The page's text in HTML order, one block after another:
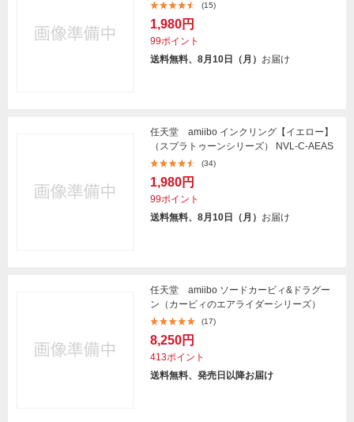
(15)
1,980円
99ポイント
送料無料、8月10日（月） お届け
任天堂 amiibo インクリング【イエロー】
（スプラトゥーンシリーズ） NVL-C-AEAS
(34)
1,980円
99ポイント
送料無料、8月10日（月） お届け
任天堂 amiibo ソードカービィ&ドラグー
ン（カービィのエアライダーシリーズ）
(17)
8,250円
413ポイント
送料無料、発売日以降お届け